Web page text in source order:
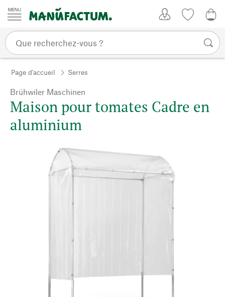
Passer au contenu
Page d'accueil Serres
Brühwiler Maschinen
Maison pour tomates Cadre en
aluminium